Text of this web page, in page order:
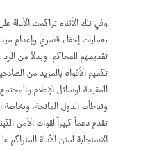
وفي تلك الأثناء تراكمت الأدلة
بعمليات إخفاء قسري وإعدام
تقديمهم للمحاكم. وبدلاً من
تكميم الأفواه بالمزيد من
المقيدة لوسائل الإعلام
وتباطأت الدول المانحة، وبخاصة
تقدم دعماً كبيراً لقوات الأمن
الاستجابة لمتن الأدلة